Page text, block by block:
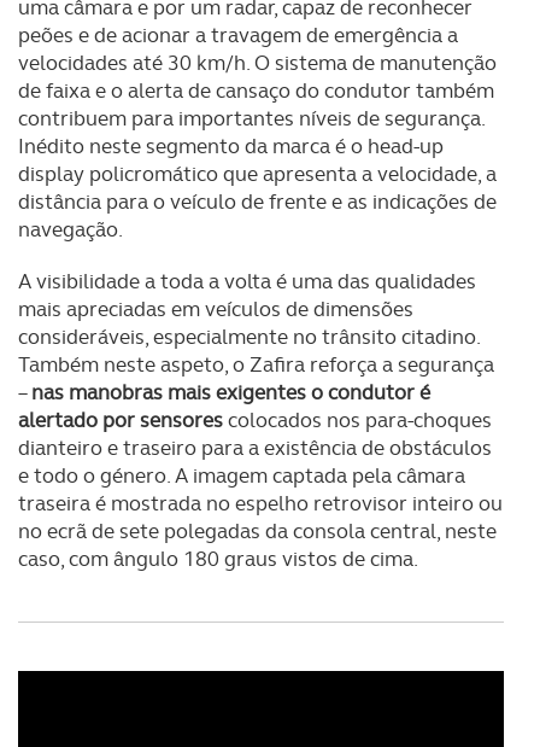
disponibilizados.
Consulte a política de cookies do site.
uma câmara e por um radar, capaz de reconhecer
peões e de acionar a travagem de emergência a
velocidades até 30 km/h. O sistema de manutenção
de faixa e o alerta de cansaço do condutor também
contribuem para importantes níveis de segurança.
Inédito neste segmento da marca é o head-up
display policromático que apresenta a velocidade, a
distância para o veículo de frente e as indicações de
navegação.
A visibilidade a toda a volta é uma das qualidades
mais apreciadas em veículos de dimensões
consideráveis, especialmente no trânsito citadino.
Também neste aspeto, o Zafira reforça a segurança
–nas manobras mais exigentes o condutor é
alertado por sensorescolocados nos para-choques
dianteiro e traseiro para a existência de obstáculos
e todo o género. A imagem captada pela câmara
traseira é mostrada no espelho retrovisor inteiro ou
no ecrã de sete polegadas da consola central, neste
caso, com ângulo 180 graus vistos de cima.